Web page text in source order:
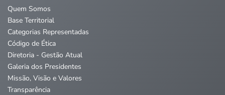
Quem Somos
Base Territorial
Categorias Representadas
Código de Ética
Diretoria - Gestão Atual
Galeria dos Presidentes
Missão, Visão e Valores
Transparência